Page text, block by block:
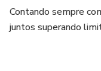
Contando sempre
juntos superando